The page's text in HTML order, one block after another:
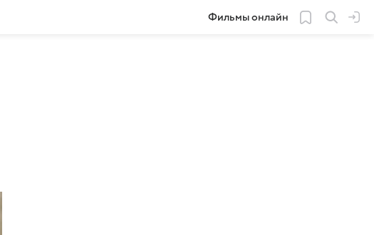
Фильмы онлайн